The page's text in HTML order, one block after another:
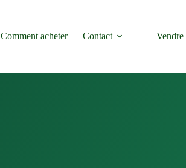
Comment acheter Contact Vendre